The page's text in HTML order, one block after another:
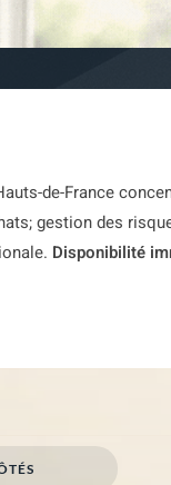
de-France
gestion des
Disponibilité